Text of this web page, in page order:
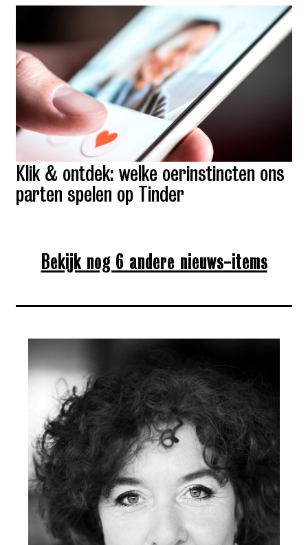
Klik & ontdek: welke oerinstincten ons
parten spelen op Tinder
Bekijk nog 6 andere nieuws-items